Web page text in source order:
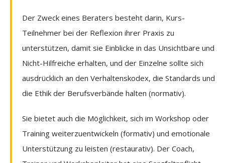
Der Zweck eines Beraters besteht darin, Kurs-
Teilnehmer bei der Reflexion ihrer Praxis zu
unterstützen, damit sie Einblicke in das Unsichtbare und
Nicht-Hilfreiche erhalten, und der Einzelne sollte sich
ausdrücklich an den Verhaltenskodex, die Standards und
die Ethik der Berufsverbände halten (normativ).
Sie bietet auch die Möglichkeit, sich im Workshop oder
Training weiterzuentwickeln (formativ) und emotionale
Unterstützung zu leisten (restaurativ). Der Coach,